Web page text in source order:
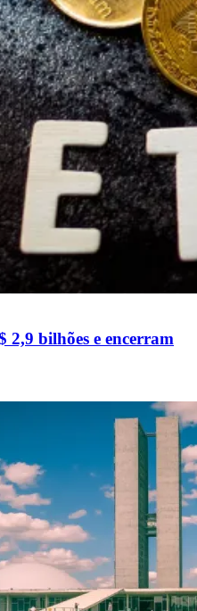
2,9 bilhões e encerram